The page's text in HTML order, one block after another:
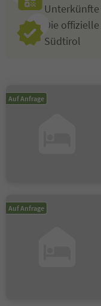
Unterkünfte
Die
Südtirol
Auf Anfrage
Auf Anfrage